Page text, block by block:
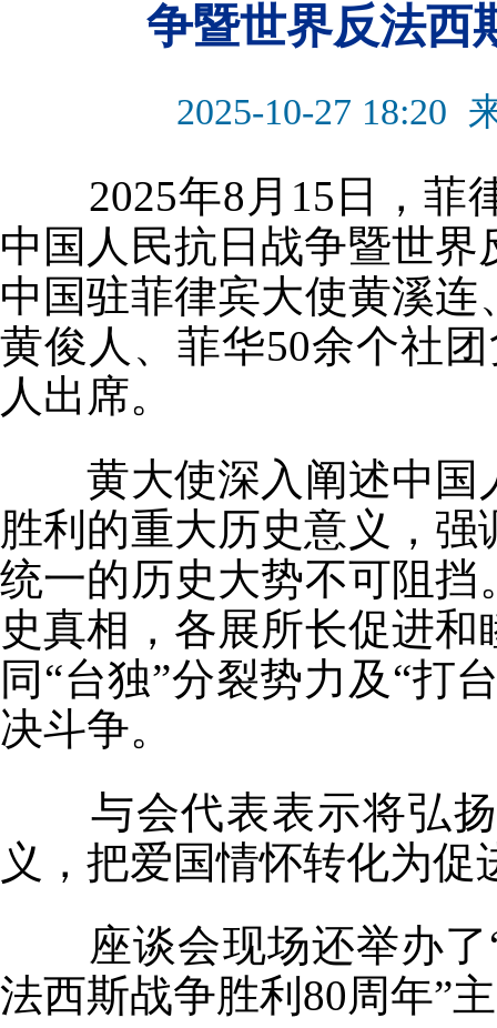
争暨世界反法西
2025-10-27 18:20
2025年8 月 15 日，菲
中国人民抗日战争暨世界
中国驻菲律宾大使黄溪
黄俊人、菲华50余个社
人出席。
黄大使深入阐述中国
胜利的重大历史意义，
统一的历史大势不可阻
史真相，各展所长促进
同“台独”分裂势力及“打
决斗争。
与会代表表示将弘
义，把爱国情怀转化为
座谈会现场还举办
法西斯战争胜利 80周年”